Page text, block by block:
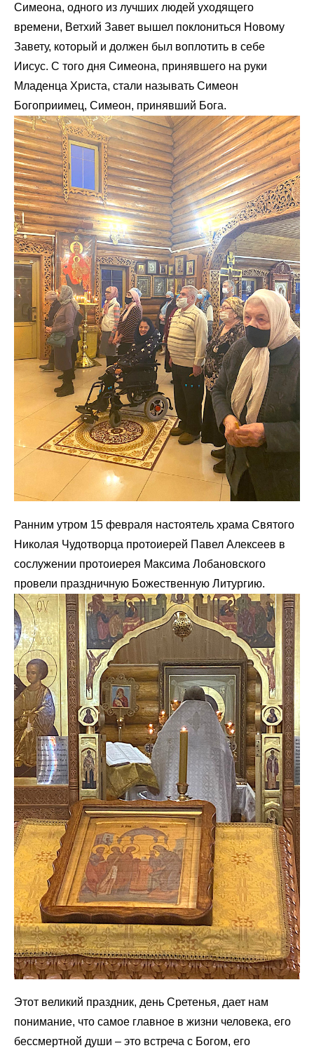
Симеона, одного из лучших людей уходящего
времени, Ветхий Завет вышел поклониться Новому
Завету, который и должен был воплотить в себе
Иисус. С того дня Симеона, принявшего на руки
Младенца Христа, стали называть Симеон
Богоприимец, Симеон, принявший Бога.
Ранним утром 15 февраля настоятель храма Святого
Николая Чудотворца протоиерей Павел Алексеев в
сослужении протоиерея Максима Лобановского
провели праздничную Божественную Литургию.
Этот великий праздник, день Сретенья, дает нам
понимание, что самое главное в жизни человека, его
бессмертной души – это встреча с Богом, его